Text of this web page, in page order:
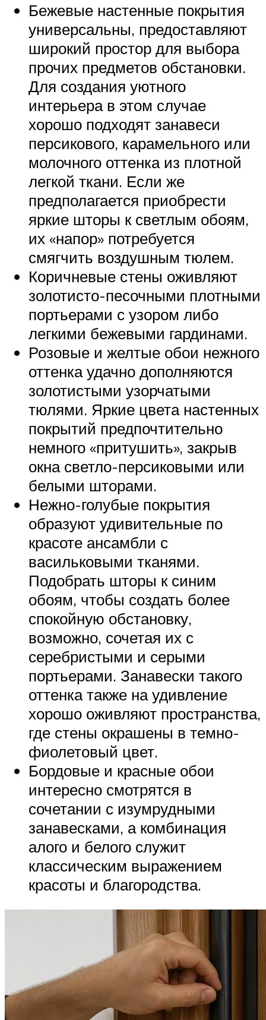
Бежевые настенные покрытия
универсальны, предоставляют
широкий простор для выбора
прочих предметов обстановки.
Для создания уютного
интерьера в этом случае
хорошо подходят занавеси
персикового, карамельного или
молочного оттенка из плотной
легкой ткани. Если же
предполагается приобрести
яркие шторы к светлым обоям,
их «напор» потребуется
смягчить воздушным тюлем.
Коричневые стены оживляют
золотисто-песочными плотными
портьерами с узором либо
легкими бежевыми гардинами.
Розовые и желтые обои нежного
оттенка удачно дополняются
золотистыми узорчатыми
тюлями. Яркие цвета настенных
покрытий предпочтительно
немного «притушить», закрыв
окна светло-персиковыми или
белыми шторами.
Нежно-голубые покрытия
образуют удивительные по
красоте ансамбли с
васильковыми тканями.
Подобрать шторы к синим
обоям, чтобы создать более
спокойную обстановку,
возможно, сочетая их с
серебристыми и серыми
портьерами. Занавески такого
оттенка также на удивление
хорошо оживляют пространства,
где стены окрашены в темно-
фиолетовый цвет.
Бордовые и красные обои
интересно смотрятся в
сочетании с изумрудными
занавесками, а комбинация
алого и белого служит
классическим выражением
красоты и благородства.